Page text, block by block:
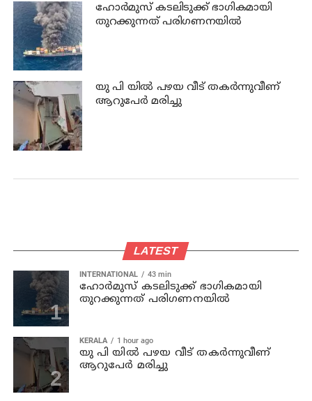
ഹോര്‍മുസ് കടലിടുക്ക് ഭാഗികമായി
തുറക്കുന്നത് പരിഗണനയില്‍
യു പി യില്‍ പഴയ വീട് തകര്‍ന്നുവീണ്
ആറുപേര്‍ മരിച്ചു
LATEST
INTERNATIONAL 43 min
ഹോര്‍മുസ് കടലിടുക്ക് ഭാഗികമായി
തുറക്കുന്നത് പരിഗണനയില്‍
KERALA 1 hour ago
യു പി യില്‍ പഴയ വീട് തകര്‍ന്നുവീണ്
ആറുപേര്‍ മരിച്ചു